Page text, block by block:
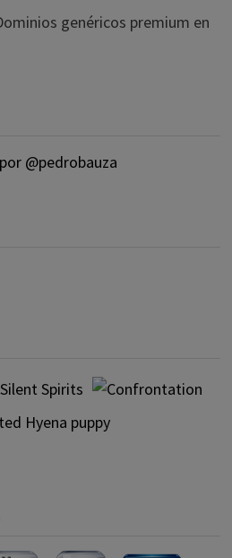
genéricos premium en
@pedrobauza